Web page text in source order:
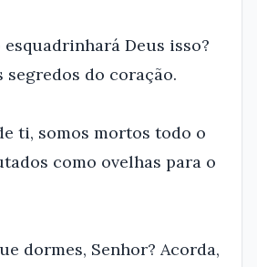
Deus isso?
segredos do coração.
ti, somos mortos todo o
como ovelhas para o
dormes, Senhor? Acorda,